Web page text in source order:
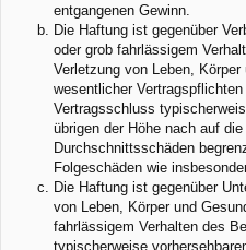
entgangenen Gewinn.
Die Haftung ist gegenüber
oder grob fahrlässigem
Verletzung von Leben,
wesentlicher
Vertragsschluss
übrigen der Höhe nach auf
Durchschnittsschäden
Folgeschäden wie
Die Haftung ist gegenüber
von Leben, Körper und
fahrlässigem Verhalten des
typischerweise